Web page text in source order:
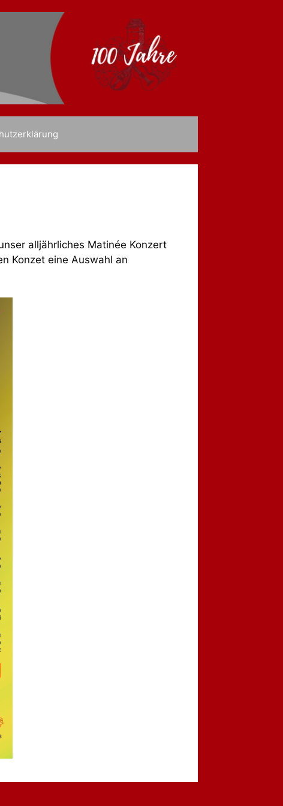
alljährliches Matinée Konzert
Konzet eine Auswahl an